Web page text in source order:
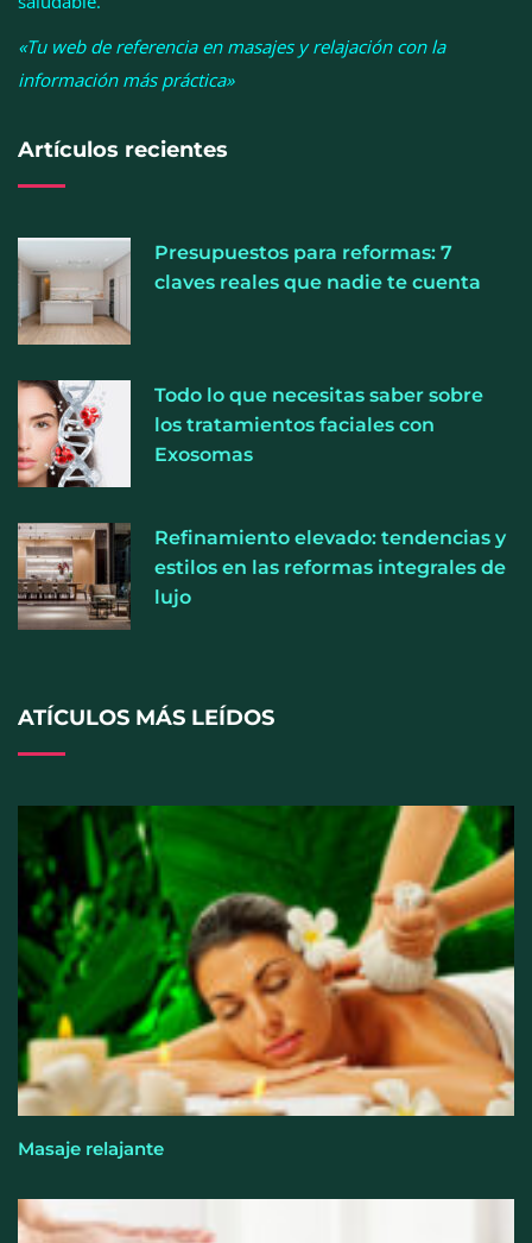
La luz roja, el nuevo aftersun, actúa en la
recuperación de la piel después del sol
cada vez más pacientes buscan verse mejor sin
cambiar sus rasgos, según la Clínica Mética
humedad prolongada, claves para prevenir una de
las infecciones más frecuentes
El entrenamiento femenino cambia de objetivo: la
«Tu web de referencia en masajes y relajación con la
información más práctica»
Artículos recientes
Presupuestos para reformas: 7
claves reales que nadie te cuenta
Todo lo que necesitas saber sobre
los tratamientos faciales con
Exosomas
Refinamiento elevado: tendencias y
estilos en las reformas integrales de
lujo
ATÍCULOS MÁS LEÍDOS
Masaje relajante